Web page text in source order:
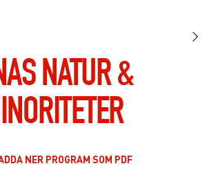
NATUR &
NER PROGRAM SOM PDF